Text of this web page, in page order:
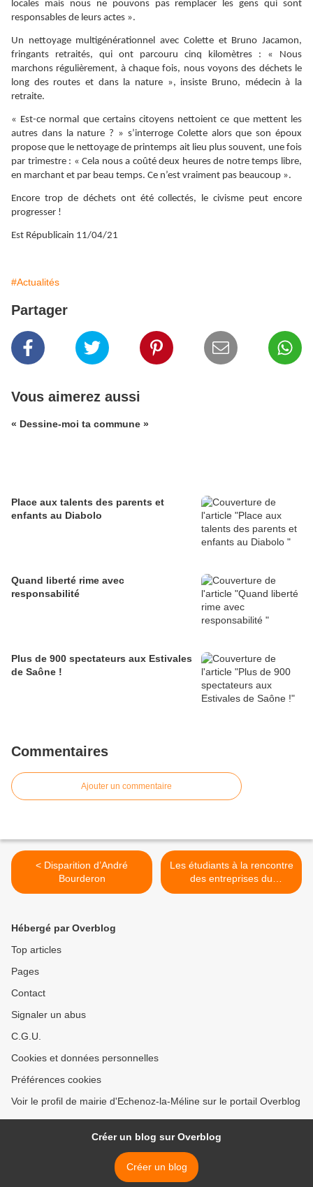
locales mais nous ne pouvons pas remplacer les gens qui sont
responsables de leurs actes ».
Un nettoyage multigénérationnel avec Colette et Bruno Jacamon,
fringants retraités, qui ont parcouru cinq kilomètres : « Nous
marchons régulièrement, à chaque fois, nous voyons des déchets le
long des routes et dans la nature », insiste Bruno, médecin à la
retraite.
« Est-ce normal que certains citoyens nettoient ce que mettent les
autres dans la nature ? » s’interroge Colette alors que son époux
propose que le nettoyage de printemps ait lieu plus souvent, une fois
par trimestre : « Cela nous a coûté deux heures de notre temps libre,
en marchant et par beau temps. Ce n’est vraiment pas beaucoup ».
Encore trop de déchets ont été collectés, le civisme peut encore
progresser !
Est Républicain 11/04/21
#Actualités
Partager
Vous aimerez aussi
« Dessine-moi ta commune »
Place aux talents des parents et
enfants au Diabolo
Quand liberté rime avec
responsabilité
Plus de 900 spectateurs aux Estivales
de Saône !
Commentaires
Ajouter un commentaire
< Disparition d’André
Bourderon
Les étudiants à la rencontre
des entreprises du
département >
Hébergé par Overblog
Top articles
Pages
Contact
Signaler un abus
C.G.U.
Cookies et données personnelles
Préférences cookies
Voir le profil de mairie d'Echenoz-la-Méline sur le portail Overblog
Créer un blog sur Overblog
Créer un blog